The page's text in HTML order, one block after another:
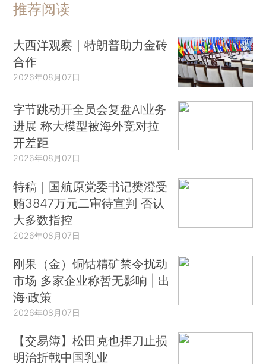
推荐阅读
大西洋观察｜特朗普助力金砖
合作
2026年08月07日
字节跳动开全员会复盘AI业务
进展 称大模型被海外竞对拉
开差距
2026年08月07日
特稿｜国航原党委书记樊澄受
贿3847万元二审待宣判 否认
大多数指控
2026年08月07日
刚果（金）铜钴精矿禁令扰动
市场 多家企业称暂无影响 | 出
海·政策
2026年08月07日
【交易簿】松田克也挥刀止损
明治折戟中国乳业